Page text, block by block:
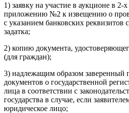
1) заявку на участие в аукционе в 2-
приложению №2 к извещению о
с указанием банковских реквизитов
задатка;
2) копию документа,
(для граждан);
3) надлежащим образом заверенный
документов о государственной
лица в соответствии с
государства в случае, если
юридическое лицо;